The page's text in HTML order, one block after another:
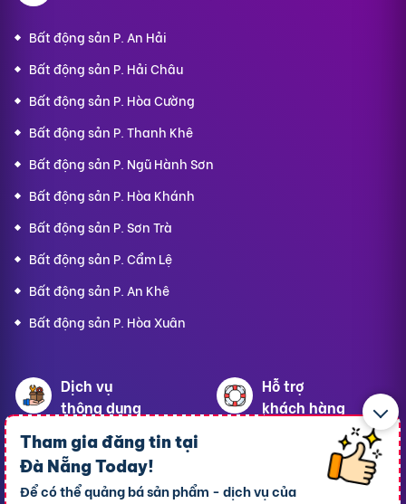
Tham gia đăng tin tại
Đà Nẵng Today!
Để có thể quảng bá sản phẩm - dịch vụ của
Bất động sản P. An Hải
Bất động sản P. Hải Châu
Bất động sản P. Hòa Cường
Bất động sản P. Thanh Khê
Bất động sản P. Ngũ Hành Sơn
Bất động sản P. Hòa Khánh
Bất động sản P. Sơn Trà
Bất động sản P. Cẩm Lệ
Bất động sản P. An Khê
Bất động sản P. Hòa Xuân
Dịch vụ
thông dụng
Cho thuê xe ôtô
Cho thuê phòng trọ
Hỗ trợ
khách hàng
Thông báo